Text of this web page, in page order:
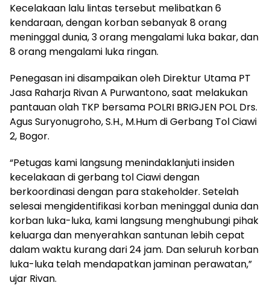
Kecelakaan lalu lintas tersebut melibatkan 6
kendaraan, dengan korban sebanyak 8 orang
meninggal dunia, 3 orang mengalami luka bakar, dan
8 orang mengalami luka ringan.
Penegasan ini disampaikan oleh Direktur Utama PT
Jasa Raharja Rivan A Purwantono, saat melakukan
pantauan olah TKP bersama POLRI BRIGJEN POL Drs.
Agus Suryonugroho, S.H., M.Hum di Gerbang Tol Ciawi
2, Bogor.
“Petugas kami langsung menindaklanjuti insiden
kecelakaan di gerbang tol Ciawi dengan
berkoordinasi dengan para stakeholder. Setelah
selesai mengidentifikasi korban meninggal dunia dan
korban luka-luka, kami langsung menghubungi pihak
keluarga dan menyerahkan santunan lebih cepat
dalam waktu kurang dari 24 jam. Dan seluruh korban
luka-luka telah mendapatkan jaminan perawatan,”
ujar Rivan.